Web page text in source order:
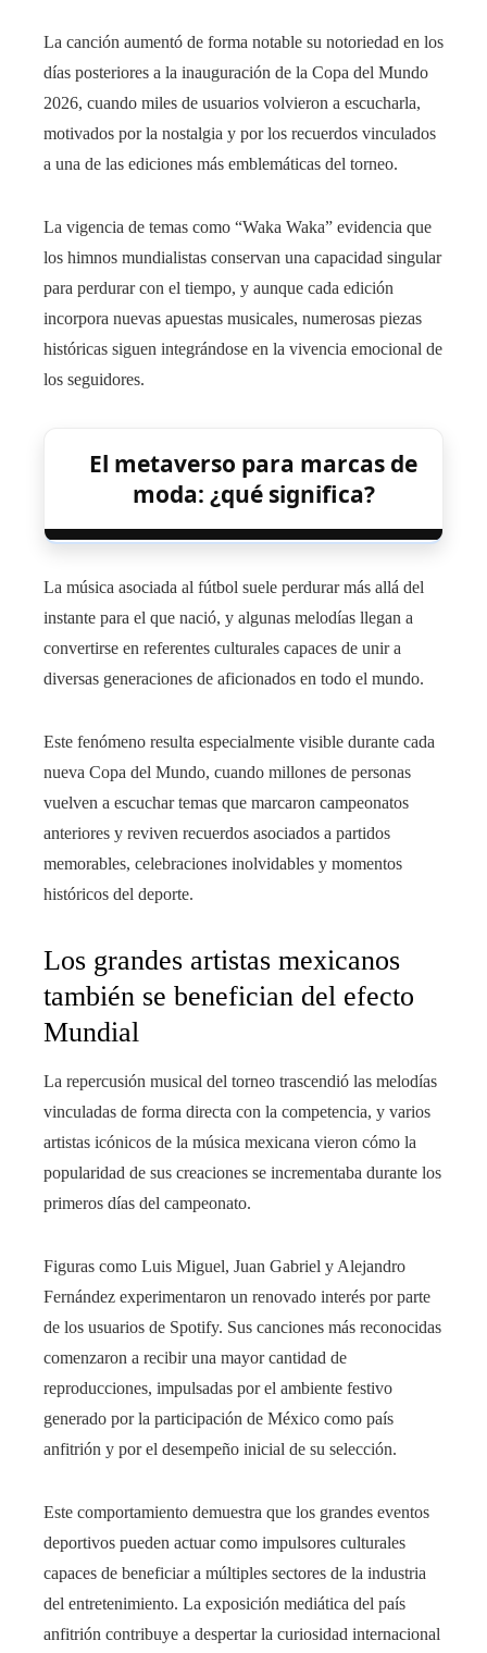
La canción aumentó de forma notable su notoriedad en los
días posteriores a la inauguración de la Copa del Mundo
2026, cuando miles de usuarios volvieron a escucharla,
motivados por la nostalgia y por los recuerdos vinculados
a una de las ediciones más emblemáticas del torneo.
La vigencia de temas como “Waka Waka” evidencia que
los himnos mundialistas conservan una capacidad singular
para perdurar con el tiempo, y aunque cada edición
incorpora nuevas apuestas musicales, numerosas piezas
históricas siguen integrándose en la vivencia emocional de
los seguidores.
El metaverso para marcas de
moda: ¿qué significa?
La música asociada al fútbol suele perdurar más allá del
instante para el que nació, y algunas melodías llegan a
convertirse en referentes culturales capaces de unir a
diversas generaciones de aficionados en todo el mundo.
Este fenómeno resulta especialmente visible durante cada
nueva Copa del Mundo, cuando millones de personas
vuelven a escuchar temas que marcaron campeonatos
anteriores y reviven recuerdos asociados a partidos
memorables, celebraciones inolvidables y momentos
históricos del deporte.
Los grandes artistas mexicanos
también se benefician del efecto
Mundial
La repercusión musical del torneo trascendió las melodías
vinculadas de forma directa con la competencia, y varios
artistas icónicos de la música mexicana vieron cómo la
popularidad de sus creaciones se incrementaba durante los
primeros días del campeonato.
Figuras como Luis Miguel, Juan Gabriel y Alejandro
Fernández experimentaron un renovado interés por parte
de los usuarios de Spotify. Sus canciones más reconocidas
comenzaron a recibir una mayor cantidad de
reproducciones, impulsadas por el ambiente festivo
generado por la participación de México como país
anfitrión y por el desempeño inicial de su selección.
Este comportamiento demuestra que los grandes eventos
deportivos pueden actuar como impulsores culturales
capaces de beneficiar a múltiples sectores de la industria
del entretenimiento. La exposición mediática del país
anfitrión contribuye a despertar la curiosidad internacional